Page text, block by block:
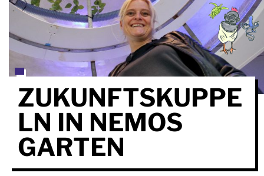
ZUKUNFTSKUPPE
LN IN NEMOS
GARTEN